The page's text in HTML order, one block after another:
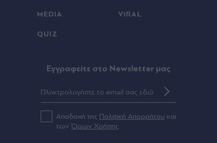
στον αναπληρωτή πρωθυπουργό Άλμπιν Κούρτι
Συγκινητική στιγμή: Η ΑΕΚ τίμησε τη μνήμη των
φιλικό με την Athens Kallithea (Βίντεο)
πριν μία ώρα
Ομάν: "Θετικές" οι συνομιλίες με το Ιράν -
MEDIA VIRAL
QUIZ
Eγγραφείτε στο Newsletter μας
Αποδοχή της Πολιτική Απορρήτου και
τωνΌρων Χρήσης